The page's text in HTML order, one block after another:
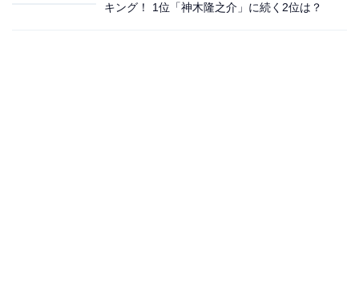
キング！ 1位「神木隆之介」に続く2位は？